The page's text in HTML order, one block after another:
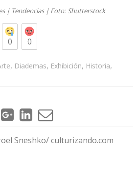
| Tendencias| Foto: Shutterstock
0 0
, Diademas, Exhibición, Historia,
Sneshko/ culturizando.com